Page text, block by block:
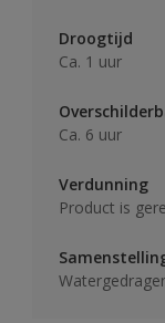
Droogtijd
Ca. 1 uur
Ca. 6 uur
Verdunning
Product is